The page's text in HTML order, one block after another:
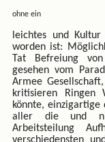
ohne ein
leichtes und
worden ist:
Tat Befreiung
gesehen vom
Armee
kritisieren Ringen
könnte, einzigartige
aller die und
Arbeitsteilung
verschiedensten